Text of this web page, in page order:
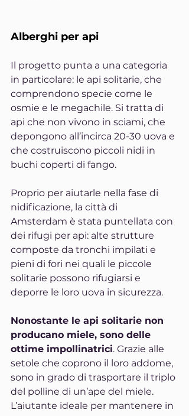
Alberghi per api
Il progetto punta a una categoria
in particolare: le api solitarie, che
comprendono specie come le
osmie e le megachile. Si tratta di
api che non vivono in sciami, che
depongono all’incirca 20-30 uova e
che costruiscono piccoli nidi in
buchi coperti di fango.
Proprio per aiutarle nella fase di
nidificazione, la città di
Amsterdam è stata puntellata con
dei rifugi per api: alte strutture
composte da tronchi impilati e
pieni di fori nei quali le piccole
solitarie possono rifugiarsi e
deporre le loro uova in sicurezza.
Nonostante le api solitarie non
producano miele, sono delle
ottime impollinatrici. Grazie alle
setole che coprono il loro addome,
sono in grado di trasportare il triplo
del polline di un’ape del miele.
L’aiutante ideale per mantenere in